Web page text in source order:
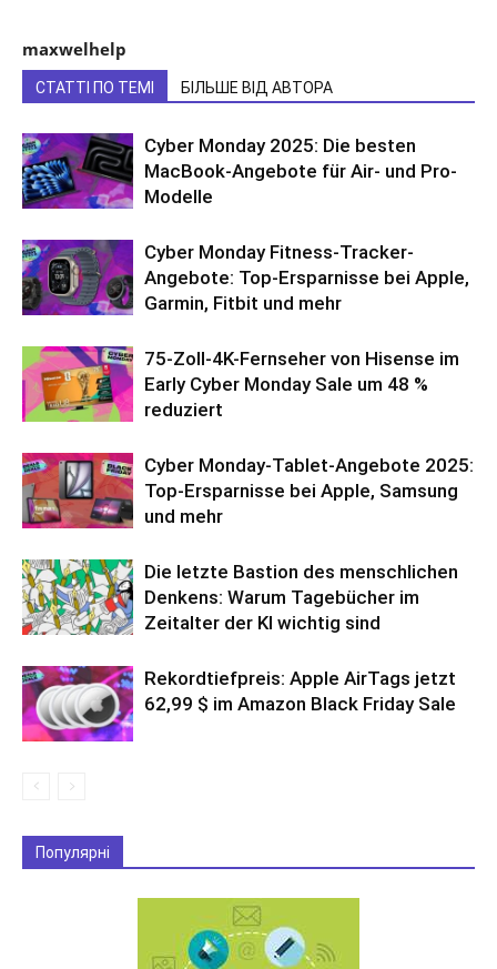
maxwelhelp
СТАТТІ ПО ТЕМІ БІЛЬШЕ ВІД АВТОРА
Cyber Monday 2025: Die besten
MacBook-Angebote für Air- und Pro-
Modelle
Cyber Monday Fitness-Tracker-
Angebote: Top-Ersparnisse bei Apple,
Garmin, Fitbit und mehr
75-Zoll-4K-Fernseher von Hisense im
Early Cyber Monday Sale um 48 %
reduziert
Cyber Monday-Tablet-Angebote 2025:
Top-Ersparnisse bei Apple, Samsung
und mehr
Die letzte Bastion des menschlichen
Denkens: Warum Tagebücher im
Zeitalter der KI wichtig sind
Rekordtiefpreis: Apple AirTags jetzt
62,99 $ im Amazon Black Friday Sale
Популярні